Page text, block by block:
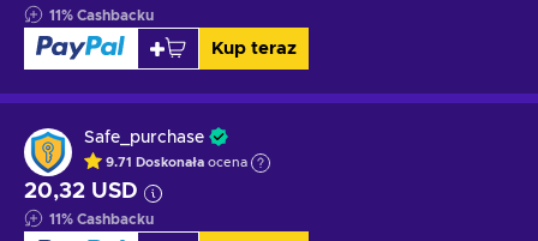
11% Cashbacku
Kup teraz
Safe_purchase
9.71 Doskonała ocena
20,32 USD
11% Cashbacku